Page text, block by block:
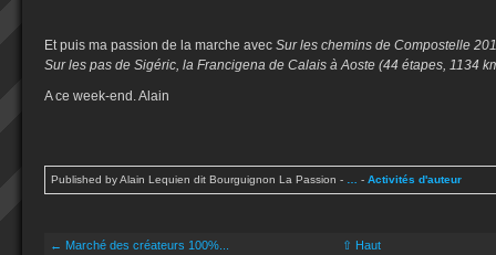
Et puis ma passion de la marche avec Sur les chemins de Compostelle
Sur les pas de Sigéric, la Francigena de Calais à Aoste (44 étapes, 1134
A ce week-end. Alain
Published by Alain Lequien dit Bourguignon La Passion - - Activités d'auteur
← Marché des créateurs 100%... ⇧ Haut